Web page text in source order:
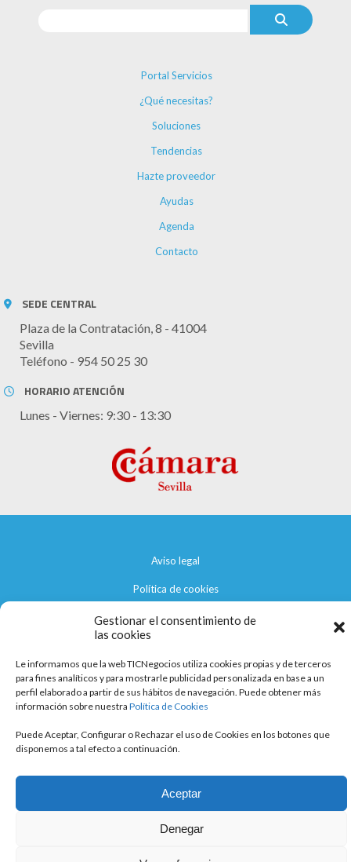
Gestionar el consentimiento de
las cookies
Le informamos que la web TICNegocios utiliza cookies propias y de terceros
para fines analíticos y para mostrarle publicidad personalizada en base a un
perfil elaborado a partir de sus hábitos de navegación. Puede obtener más
información sobre nuestra Política de Cookies
Puede Aceptar, Configurar o Rechazar el uso de Cookies en los botones que
disponemos a tal efecto a continuación.
Aceptar
Denegar
Portal Servicios
¿Qué necesitas?
Soluciones
Tendencias
Hazte proveedor
Ayudas
Agenda
Contacto
SEDE CENTRAL
Plaza de la Contratación, 8 - 41004
Sevilla
Teléfono - 954 50 25 30
HORARIO ATENCIÓN
Lunes - Viernes: 9:30 - 13:30
Aviso legal
Política de cookies
Política de privacidad